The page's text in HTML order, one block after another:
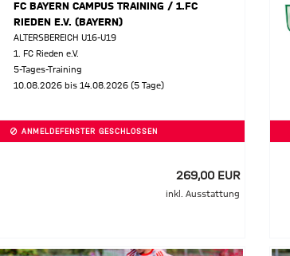
FC BAYERN CAMPUS TRAINING / 1.FC
RIEDEN E.V. (BAYERN)
ALTERSBEREICH U16-U19
1. FC Rieden e.V.
5-Tages-Training
10.08.2026 bis 14.08.2026 (5 Tage)
ANMELDEFENSTER GESCHLOSSEN
269,00 EUR
inkl. Ausstattung